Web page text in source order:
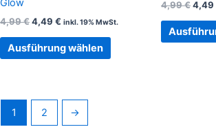
Glow
4,99€4,49 € inkl. 19% MwSt.
Ausführung wählen
auf
der
Produktseite
4,99€4,49
1
2 →